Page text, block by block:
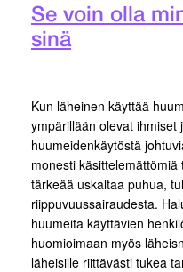
Se voin olla
sinä
Kun läheinen käyttää
ympärillään olevat ihmiset
huumeidenkäytöstä
monesti
tärkeää uskaltaa puhua,
riippuvuussairaudesta.
huumeita käyttävien
huomioimaan myös
läheisille riittävästi tukea